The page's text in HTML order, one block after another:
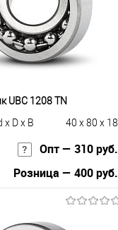
UBC 1208 TN
D x B
40 x 80 x 18
Опт — 310 руб.
Розница — 400 руб.